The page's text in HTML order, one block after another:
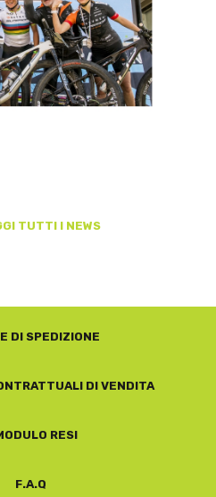
TUTTI I NEWS
DI SPEDIZIONE
DI VENDITA
RESI
F.A.Q